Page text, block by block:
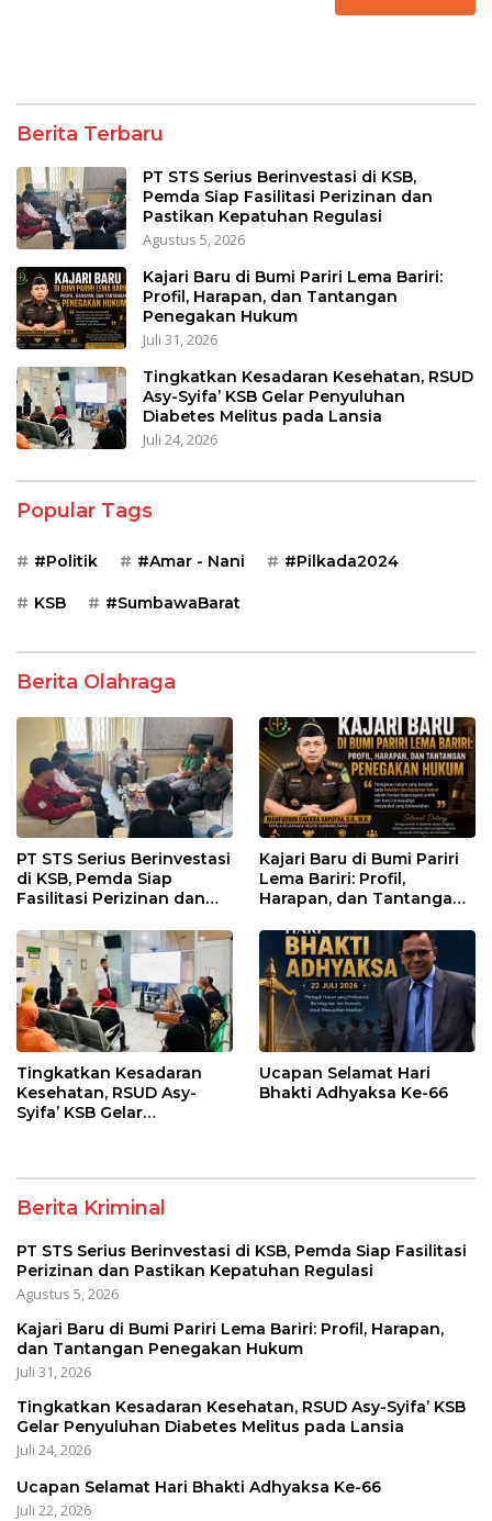
Berita Terbaru
PT STS Serius Berinvestasi di KSB,
Pemda Siap Fasilitasi Perizinan dan
Pastikan Kepatuhan Regulasi
Agustus 5, 2026
Kajari Baru di Bumi Pariri Lema Bariri:
Profil, Harapan, dan Tantangan
Penegakan Hukum
Juli 31, 2026
Tingkatkan Kesadaran Kesehatan, RSUD
Asy-Syifa’ KSB Gelar Penyuluhan
Diabetes Melitus pada Lansia
Juli 24, 2026
Popular Tags
#Politik #Amar - Nani #Pilkada2024
KSB #SumbawaBarat
Berita Olahraga
PT STS Serius Berinvestasi
di KSB, Pemda Siap
Fasilitasi Perizinan dan
Regulasi
Kajari Baru di Bumi Pariri
Lema Bariri: Profil,
Harapan, dan Tantangan
Tingkatkan Kesadaran
Kesehatan, RSUD Asy-
Syifa’ KSB Gelar
Ucapan Selamat Hari
Bhakti Adhyaksa Ke-66
Berita Kriminal
PT STS Serius Berinvestasi di KSB, Pemda Siap Fasilitasi
Perizinan dan Pastikan Kepatuhan Regulasi
Agustus 5, 2026
Kajari Baru di Bumi Pariri Lema Bariri: Profil, Harapan,
dan Tantangan Penegakan Hukum
Juli 31, 2026
Tingkatkan Kesadaran Kesehatan, RSUD Asy-Syifa’ KSB
Gelar Penyuluhan Diabetes Melitus pada Lansia
Juli 24, 2026
Ucapan Selamat Hari Bhakti Adhyaksa Ke-66
Juli 22, 2026